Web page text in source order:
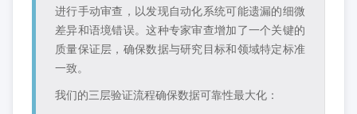
进行手动审查，以发现自动化系统可能遗漏的细微
差异和语境错误。这种专家审查增加了一个关键的
质量保证层，确保数据与研究目标和领域特定标准
一致。
我们的三层验证流程确保数据可靠性最大化：